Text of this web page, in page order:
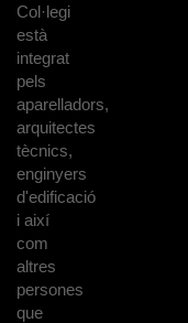
Col·legi
està
integrat
pels
aparelladors,
arquitectes
tècnics,
enginyers
d'edificació
i així
com
altres
persones
que